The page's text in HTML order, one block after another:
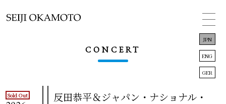
TOP
JPN
ENG
GER
CONCERT
Sold Out
反田恭平＆ジャパン・ナショナル・